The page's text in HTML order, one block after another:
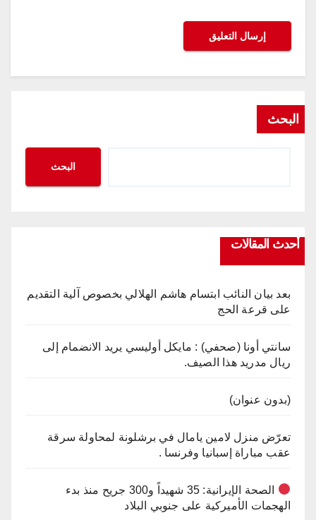
البحث
البحث
أحدث المقالات
بعد بيان النائب ابتسام هاشم الهلالي بخصوص آلية التقديم
على قرعة الحج
سانتي أونا (صحفي) : مايكل أوليسي يريد الانضمام إلى
ريال مدريد هذا الصيف.
(بدون عنوان)
تعرّض منزل لامين يامال في برشلونة لمحاولة سرقة
عقب مباراة إسبانيا وفرنسا .
الصحة الإيرانية: 35 شهيداً و300 جريح منذ بدء
الهجمات الأميركية على جنوبي البلاد